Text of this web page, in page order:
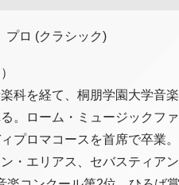
プロ (クラシック)
科を経て、桐朋学園大学音
。ローム・ミュージックフ
プロマコースを首席で卒業
・エリアス、セバスティア